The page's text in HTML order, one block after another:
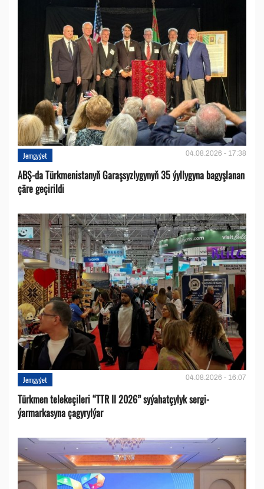
Jemgyýet 04.08.2026 - 17:38
ABŞ-da Türkmenistanyň Garaşsyzlygynyň 35 ýyllygyna bagyşlanan
çäre geçirildi
Jemgyýet 04.08.2026 - 16:07
Türkmen telekeçileri “TTR II 2026” syýahatçylyk sergi-
ýarmarkasyna çagyrylýar